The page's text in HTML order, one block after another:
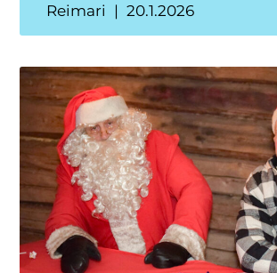
Reimari 20.1.2026